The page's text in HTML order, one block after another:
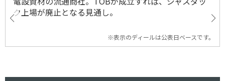
ク上場が廃止となる見通し。
※表示のディールは公表日ベースです。